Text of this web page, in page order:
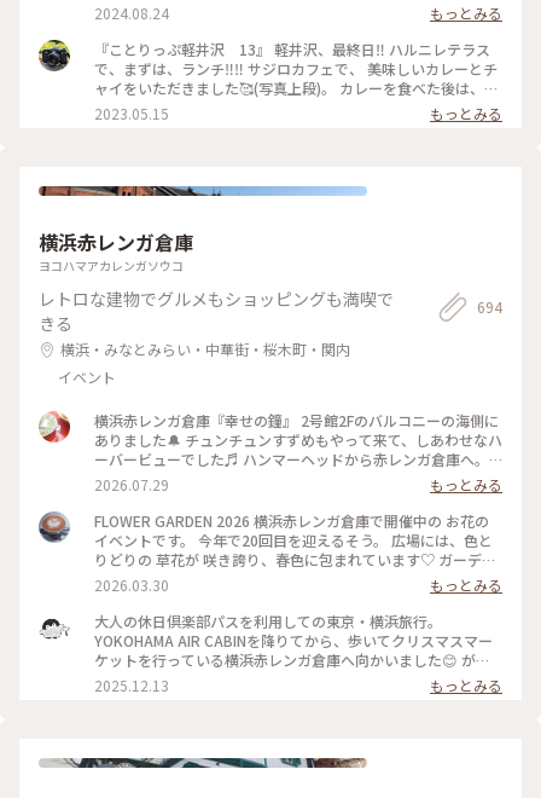
2024.08.24
もっとみる
『ことりっぷ軽井沢 13』 軽井沢、最終日‼️ ハルニレテラス
で、まずは、ランチ‼️‼️ サジロカフェで、 美味しいカレーとチ
ャイをいただきました🥰(写真上段)。 カレーを食べた後は、、
ソフトクリーム🍦🤣(写真右下)。 和菓子の【和泉屋 傳兵衛】
さんで販売している、 〘森の花豆ソフトクリーム〙です。 森
たです🥰🥰 【和泉屋 傳兵衛】さんと、 【丸山珈琲】さんで
っぷ軽井沢#ランチ#カレー#ソフトクリーム#お土産#OPPO撮
影
2023.05.15 もっとみる
横浜赤レンガ倉庫
ヨコハマアカレンガソウコ
レトロな建物でグルメもショッピングも満喫で
きる
横浜・みなとみらい・中華街・桜木町・関内
イベント
694
横浜赤レンガ倉庫『幸せの鐘』 2号館2Fのバルコニーの海側に
ありました🔔 チュンチュンすずめもやって来て、しあわせなハ
ーバービューでした♬ ハンマーヘッドから赤レンガ倉庫へ。
30年ぶりに一緒に来た友達と、赤レンガ倉庫といえば、「あぶ
ない刑事」だよね、とか言いながら、楽しく散策。当時はみな
とみらい地区といえば、インターコンチネンタルホテルやラン
ドマークタワーでした。今は、たくさんスポットがあり、周り
きれないですね♡ #ひみつの絶景#横浜#赤レンガ倉庫#あぶな
い刑事ロケ地#幸せの鐘#ベイブリッジ#みなとみらい#みなと
ぶらりチケット
2026.07.29
もっとみる
FLOWER GARDEN 2026 横浜赤レンガ倉庫で開催中の お花の
イベントです。 今年で20回目を迎えるそう。 広場には、色と
りどりの 草花が 咲き誇り、春色に包まれています♡ ガーデン
ベアも お出迎え✨ 週末にはマルシェも行われるとか。 横浜に
も 華やかな 季節が 訪れました。 4月19日まて開催 #風景 #フ
ラワーガーデン #赤レンガ倉庫 #みなとみらい #横浜 #神奈川 #
ガーデンネックレス横浜 #イベント
2026.03.30
もっとみる
大人の休日倶楽部パスを利用しての東京・横浜旅行。
YOKOHAMA AIR CABINを降りてから、歩いてクリスマスマー
ケットを行っている横浜赤レンガ倉庫へ向かいました😊 が、
びっくらポン‼️すごい人、人、人。 会場に入場するためのお金
を支払うための列がなが〜い😱 一度は列に並びましたが、後
チェックインしに行きました。 #神奈川県 #横浜市 #横浜赤レ
2025.12.13 もっとみる